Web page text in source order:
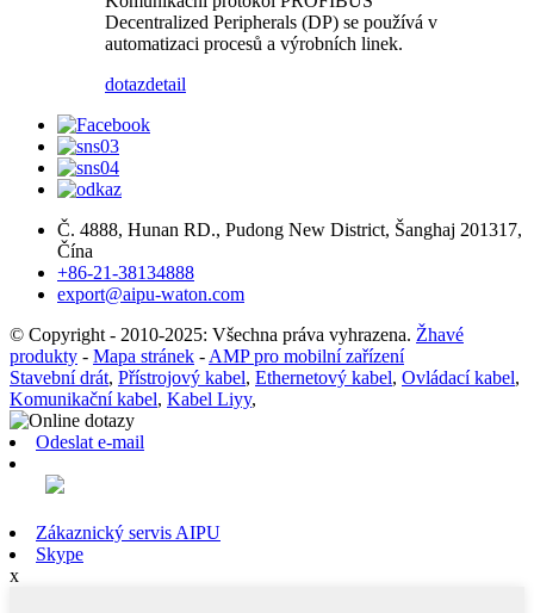
Decentralized Peripherals (DP) se používá v
automatizaci procesů a výrobních linek.
dotazdetail
Č. 4888, Hunan RD., Pudong New District, Šanghaj 201317,
Čína
+86-21-38134888
export@aipu-waton.com
© Copyright - 2010-2025: Všechna práva vyhrazena. Žhavé
produkty - Mapa stránek - AMP pro mobilní zařízení
Stavební drát, Přístrojový kabel, Ethernetový kabel, Ovládací kabel,
Komunikační kabel, Kabel Liyy,
Odeslat e-mail
Zákaznický servis AIPU
Skype
x